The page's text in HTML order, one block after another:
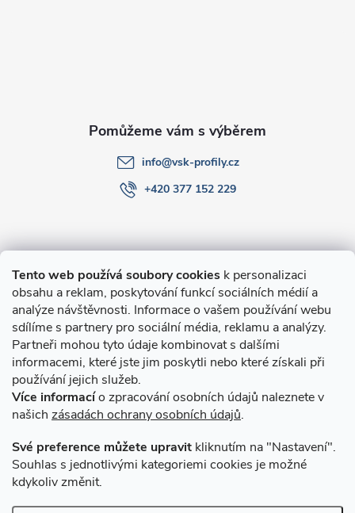
Tento web používá soubory cookies k personalizaci
obsahu a reklam, poskytování funkcí sociálních médií a
analýze návštěvnosti. Informace o vašem používání webu
sdílíme s partnery pro sociální média, reklamu a analýzy.
Partneři mohou tyto údaje kombinovat s dalšími
informacemi, které jste jim poskytli nebo které získali při
používání jejich služeb.
Více informacío zpracování osobních údajů naleznete v
našich zásadách ochrany osobních údajů.
Své preference můžete upravit kliknutím na "Nastavení".
Souhlas s jednotlivými kategoriemi cookies je možné
kdykoliv změnit.
O nákupu
Novinky v programu Alusic
Archiv
info@vsk-profily.cz
+420 377 152 229
Způsoby dopravy